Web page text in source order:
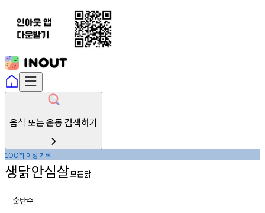
음식 또는 운동 검색하기
100회 이상기록
생닭안심살모든닭
순탄수